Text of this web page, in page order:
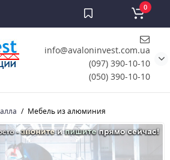
info@avaloninvest.com.ua
(097) 390-10-10
(050) 390-10-10
0
Мебель из алюминия